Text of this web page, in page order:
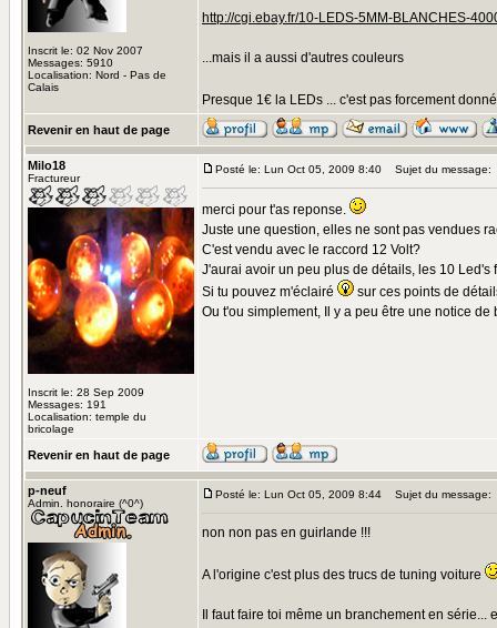
Inscrit le: 02 Nov 2007
Messages: 5910
Localisation: Nord - Pas de
Calais
http://cgi.ebay.fr/10-LEDS-5MM-BLANCHES-
...mais il a aussi d'autres couleurs
Presque 1€ la LEDs ... c'est pas forcement
Revenir en haut de page
Milo18
Fractureur
Inscrit le: 28 Sep 2009
Messages: 191
Localisation: temple du
bricolage
Posté le: Lun Oct 05, 2009 8:40 Sujet du message:
merci pour t'as reponse.
Juste une question, elles ne sont pas vendues
C'est vendu avec le raccord 12 Volt?
J'aurai avoir un peu plus de détails, les 10
Si tu pouvez m'éclairé
sur ces points de
Ou t'ou simplement, Il y a peu être une notice de
Revenir en haut de page
p-neuf
Admin. honoraire (^0^)
Posté le: Lun Oct 05, 2009 8:44 Sujet du message:
non non pas en guirlande !!!
A l'origine c'est plus des trucs de tuning voiture
Il faut faire toi même un branchement en